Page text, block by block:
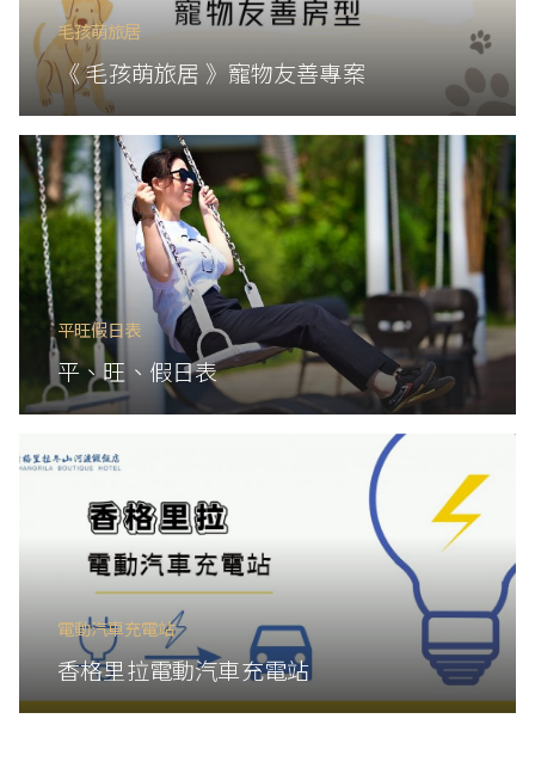
毛孩萌旅居
《 毛孩萌旅居 》寵物友善專案
平旺假日表
平、旺、假日表
電動汽車充電站
香格里拉電動汽車充電站